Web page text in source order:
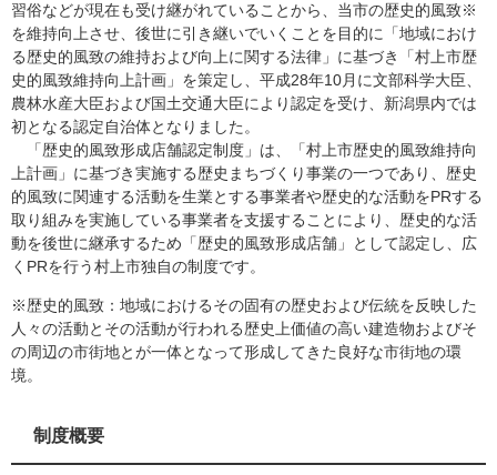
習俗などが現在も受け継がれていることから、当市の歴史的風致※
を維持向上させ、後世に引き継いでいくことを目的に「地域におけ
る歴史的風致の維持および向上に関する法律」に基づき「村上市歴
史的風致維持向上計画」を策定し、平成28年10月に文部科学大臣、
農林水産大臣および国土交通大臣により認定を受け、新潟県内では
初となる認定自治体となりました。
「歴史的風致形成店舗認定制度」は、「村上市歴史的風致維持向
上計画」に基づき実施する歴史まちづくり事業の一つであり、歴史
的風致に関連する活動を生業とする事業者や歴史的な活動をPRする
取り組みを実施している事業者を支援することにより、歴史的な活
動を後世に継承するため「歴史的風致形成店舗」として認定し、広
くPRを行う村上市独自の制度です。
※歴史的風致：地域におけるその固有の歴史および伝統を反映した
人々の活動とその活動が行われる歴史上価値の高い建造物およびそ
の周辺の市街地とが一体となって形成してきた良好な市街地の環
境。
制度概要